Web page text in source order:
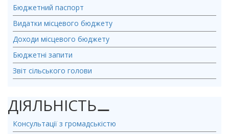
Бюджетний паспорт
Видатки місцевого бюджету
Доходи місцевого бюджету
Бюджетні запити
Звіт сільського голови
ДІЯЛЬНІСТЬ⚊
Консультації з громадськістю